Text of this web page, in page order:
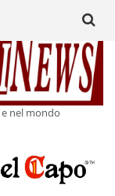
nel mondo
for: